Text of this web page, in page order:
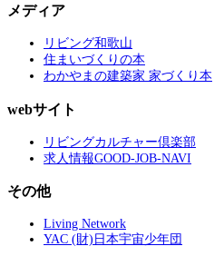
メディア
リビング和歌山
住まいづくりの本
わかやまの建築家 家づくり本
webサイト
リビングカルチャー倶楽部
求人情報GOOD-JOB-NAVI
その他
Living Network
YAC (財)日本宇宙少年団